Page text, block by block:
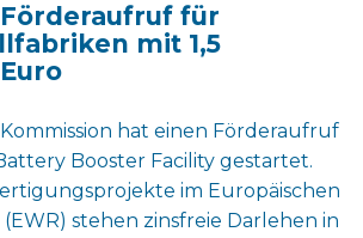
für
mit 1,5
hat einen Förderaufruf
Booster Facility gestartet.
im Europäischen
stehen zinsfreie Darlehen in